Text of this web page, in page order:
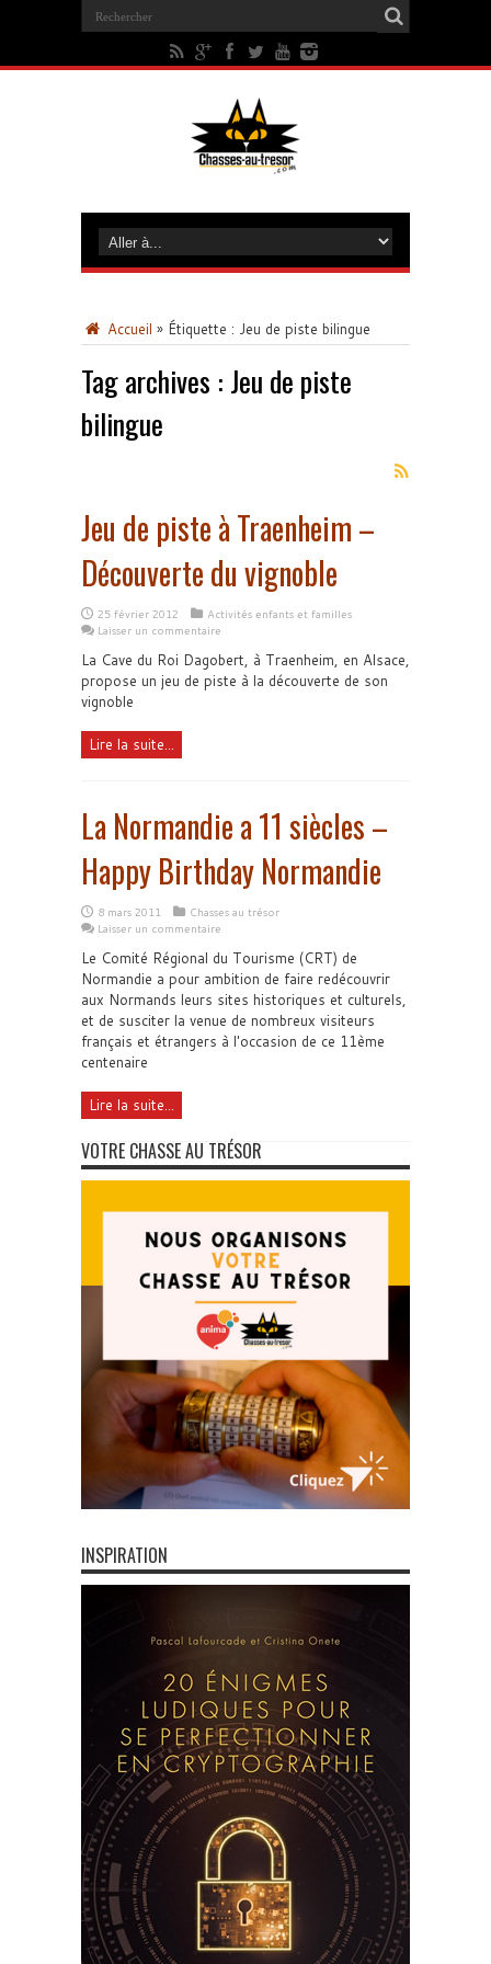
Accueil » Étiquette : Jeu de piste bilingue
Tag archives : Jeu de piste
bilingue
Jeu de piste à Traenheim –
Découverte du vignoble
25 février 2012
Activités enfants et familles
Laisser un commentaire
La Cave du Roi Dagobert, à Traenheim, en Alsace,
propose un jeu de piste à la découverte de son
vignoble
Lire la suite...
La Normandie a 11 siècles –
Happy Birthday Normandie
8 mars 2011
Chasses au trésor
Laisser un commentaire
Le Comité Régional du Tourisme (CRT) de
Normandie a pour ambition de faire redécouvrir
aux Normands leurs sites historiques et culturels,
et de susciter la venue de nombreux visiteurs
français et étrangers à l'occasion de ce 11ème
centenaire
Lire la suite...
VOTRE CHASSE AU TRÉSOR
INSPIRATION